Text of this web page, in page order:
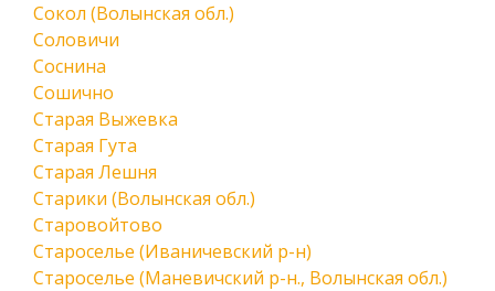
Сокол (Волынская обл.)
Соловичи
Соснина
Сошично
Старая Выжевка
Старая Гута
Старая Лешня
Старики (Волынская обл.)
Старовойтово
Староселье (Иваничевский р-н)
Староселье (Маневичский р-н., Волынская обл.)